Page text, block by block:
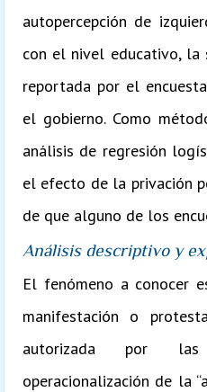
autopercepción de
con el nivel educativo, la
reportada por el
el gobierno. Como
análisis de regresión
el efecto de la privación
de que alguno de los
Análisis descriptivo y
El fenómeno a conocer
manifestación o
autorizada por las
operacionalización de la